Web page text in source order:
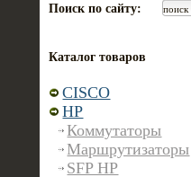
Поиск по сайту:
Каталог товаров
CISCO
HP
Коммутаторы
Маршрутизаторы
SFP HP